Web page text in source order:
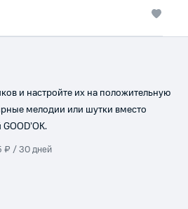
и настройте их на положительную
мелодии или шутки вместо
₽ / 30 дней